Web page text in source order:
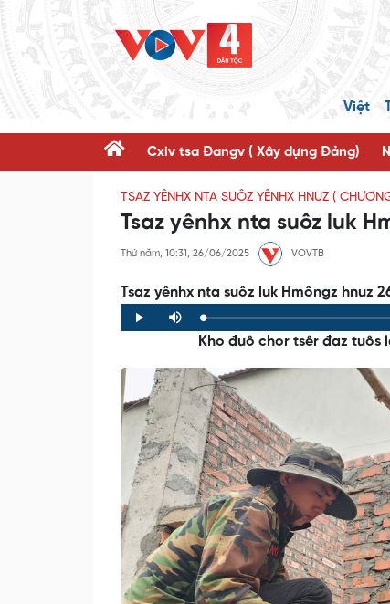
Việt
Cxiv tsa Đangv ( Xây dựng Đảng)
TSAZ YÊNHX NTA SUÔZ YÊNHX HNUZ (
Tsaz yênhx nta suôz luk
Thứ năm, 10:31, 26/06/2025 VOVTB
Tsaz yênhx nta suôz luk Hmôngz hnuz
Play Mute Loaded:
0%
Progress:
0%
Kho đuô chor tsêr đaz tuôs